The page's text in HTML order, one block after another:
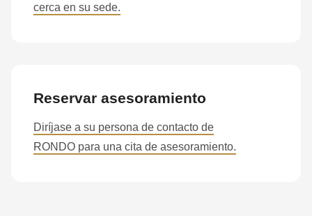
cerca en su sede.
Reservar asesoramiento
Diríjase a su persona de contacto de
RONDO para una cita de asesoramiento.